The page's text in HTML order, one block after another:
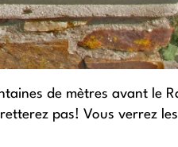
de mètres avant le
pas! Vous verrez